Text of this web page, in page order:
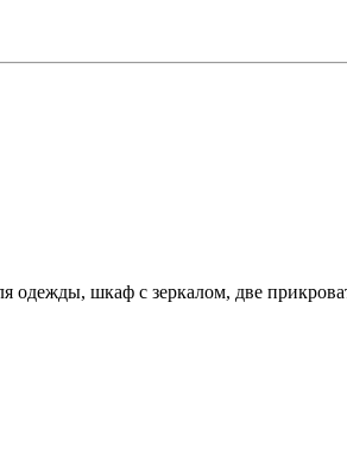
одежды, шкаф с зеркалом, две